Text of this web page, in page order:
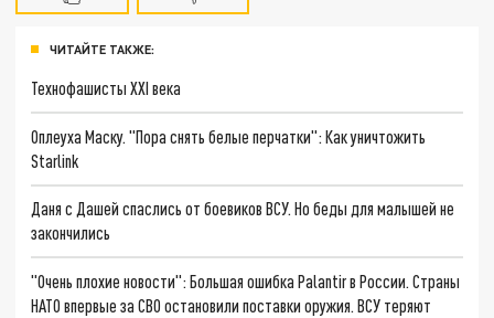
ЧИТАЙТЕ ТАКЖЕ:
Технофашисты XXI века
Оплеуха Маску. "Пора снять белые перчатки": Как уничтожить
Starlink
Даня с Дашей спаслись от боевиков ВСУ. Но беды для малышей не
закончились
"Очень плохие новости": Большая ошибка Palantir в России. Страны
НАТО впервые за СВО остановили поставки оружия. ВСУ теряют